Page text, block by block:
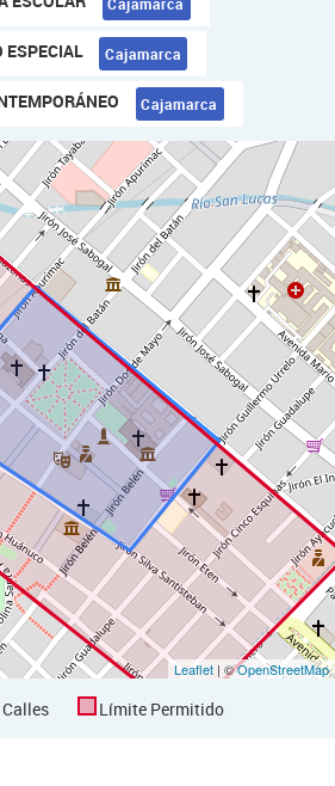
ESPECIAL Cajamarca
Cajamarca
Leaflet | ©OpenStreetMap
Límite Permitido